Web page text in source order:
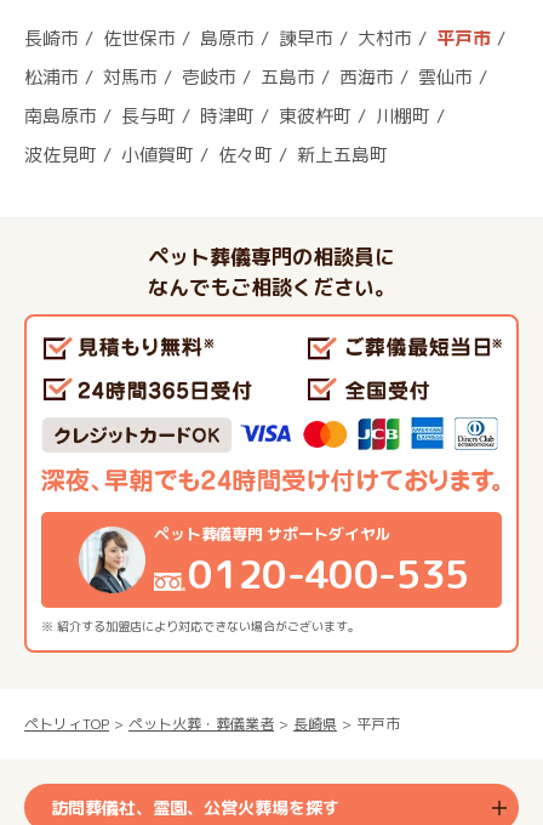
長崎市 佐世保市 島原市 諫早市 大村市
平戸市
松浦市
対馬市 壱岐市 五島市 西海市
雲仙市
南島原市
長与町 時津町 東彼杵町
川棚町
波佐見町
小値賀町 佐々町 新上五島町
ペット葬儀専門の相談員に
なんでもご相談ください。
※ 紹介する加盟店により対応できない場合がございます。
ペット葬儀専門 サポートダイヤル
0120-400-535
ペトリィTOP ペット火葬・葬儀業者 長崎県 平戸市
訪問葬儀社、霊園、公営火葬場を探す